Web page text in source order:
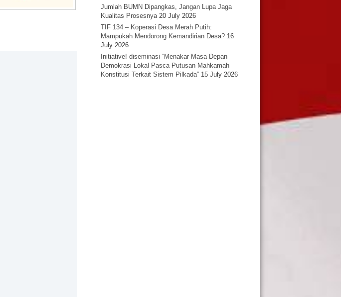
Jumlah BUMN Dipangkas, Jangan Lupa Jaga
Kualitas Prosesnya 20 July 2026
TIF 134 – Koperasi Desa Merah Putih:
Mampukah Mendorong Kemandirian Desa? 16
July 2026
Initiative! diseminasi “Menakar Masa Depan
Demokrasi Lokal Pasca Putusan Mahkamah
Konstitusi Terkait Sistem Pilkada” 15 July 2026